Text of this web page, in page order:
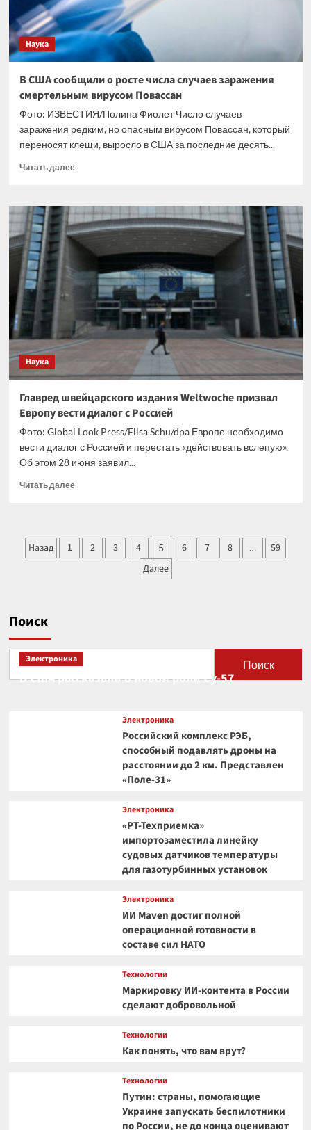
человека
Наука
В США сообщили о росте числа случаев заражения
смертельным вирусом Повассан
Фото: ИЗВЕСТИЯ/Полина Фиолет Число случаев
заражения редким, но опасным вирусом Повассан, который
переносят клещи, выросло в США за последние десять...
Читать далееПрочитать
В
США
сообщили
о
росте
числа
случаев
заражения
смертельным
вирусом
Повассан
Наука
Главред швейцарского издания Weltwoche призвал
Европу вести диалог с Россией
Фото: Global Look Press/Elisa Schu/dpa Европе необходимо
вести диалог с Россией и перестать «действовать вслепую».
Об этом 28 июня заявил...
Читать далееПрочитать
швейцарского
издания
Пагинация
Назад 1 2 3 4 5 6 7 8 …
59
Далее
Поиск
Поиск
Электроника
В США рассказали о новой роли Су-57
Электроника
Российский комплекс РЭБ,
способный подавлять дроны на
расстоянии до 2 км. Представлен
«Поле-31»
Электроника
«РТ-Техприемка»
импортозаместила линейку
судовых датчиков температуры
для газотурбинных установок
Электроника
ИИ Maven достиг полной
операционной готовности в
составе сил НАТО
Технологии
Маркировку ИИ-контента в России
сделают добровольной
Технологии
Как понять, что вам врут?
Технологии
Путин: страны, помогающие
Украине запускать беспилотники
по России, не до конца оценивают